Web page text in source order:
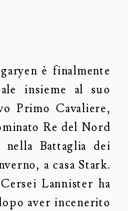
è finalmente
insieme al suo
Primo Cavaliere,
Re del Nord
Battaglia dei
a casa Stark.
Lannister ha
aver incenerito